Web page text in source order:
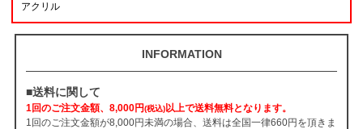
アクリル
INFORMATION
■送料に関して
1回のご注文金額、8,000円(税込)以上で送料無料となります。
1回のご注文金額が8,000円未満の場合、送料は全国一律660円を頂きま